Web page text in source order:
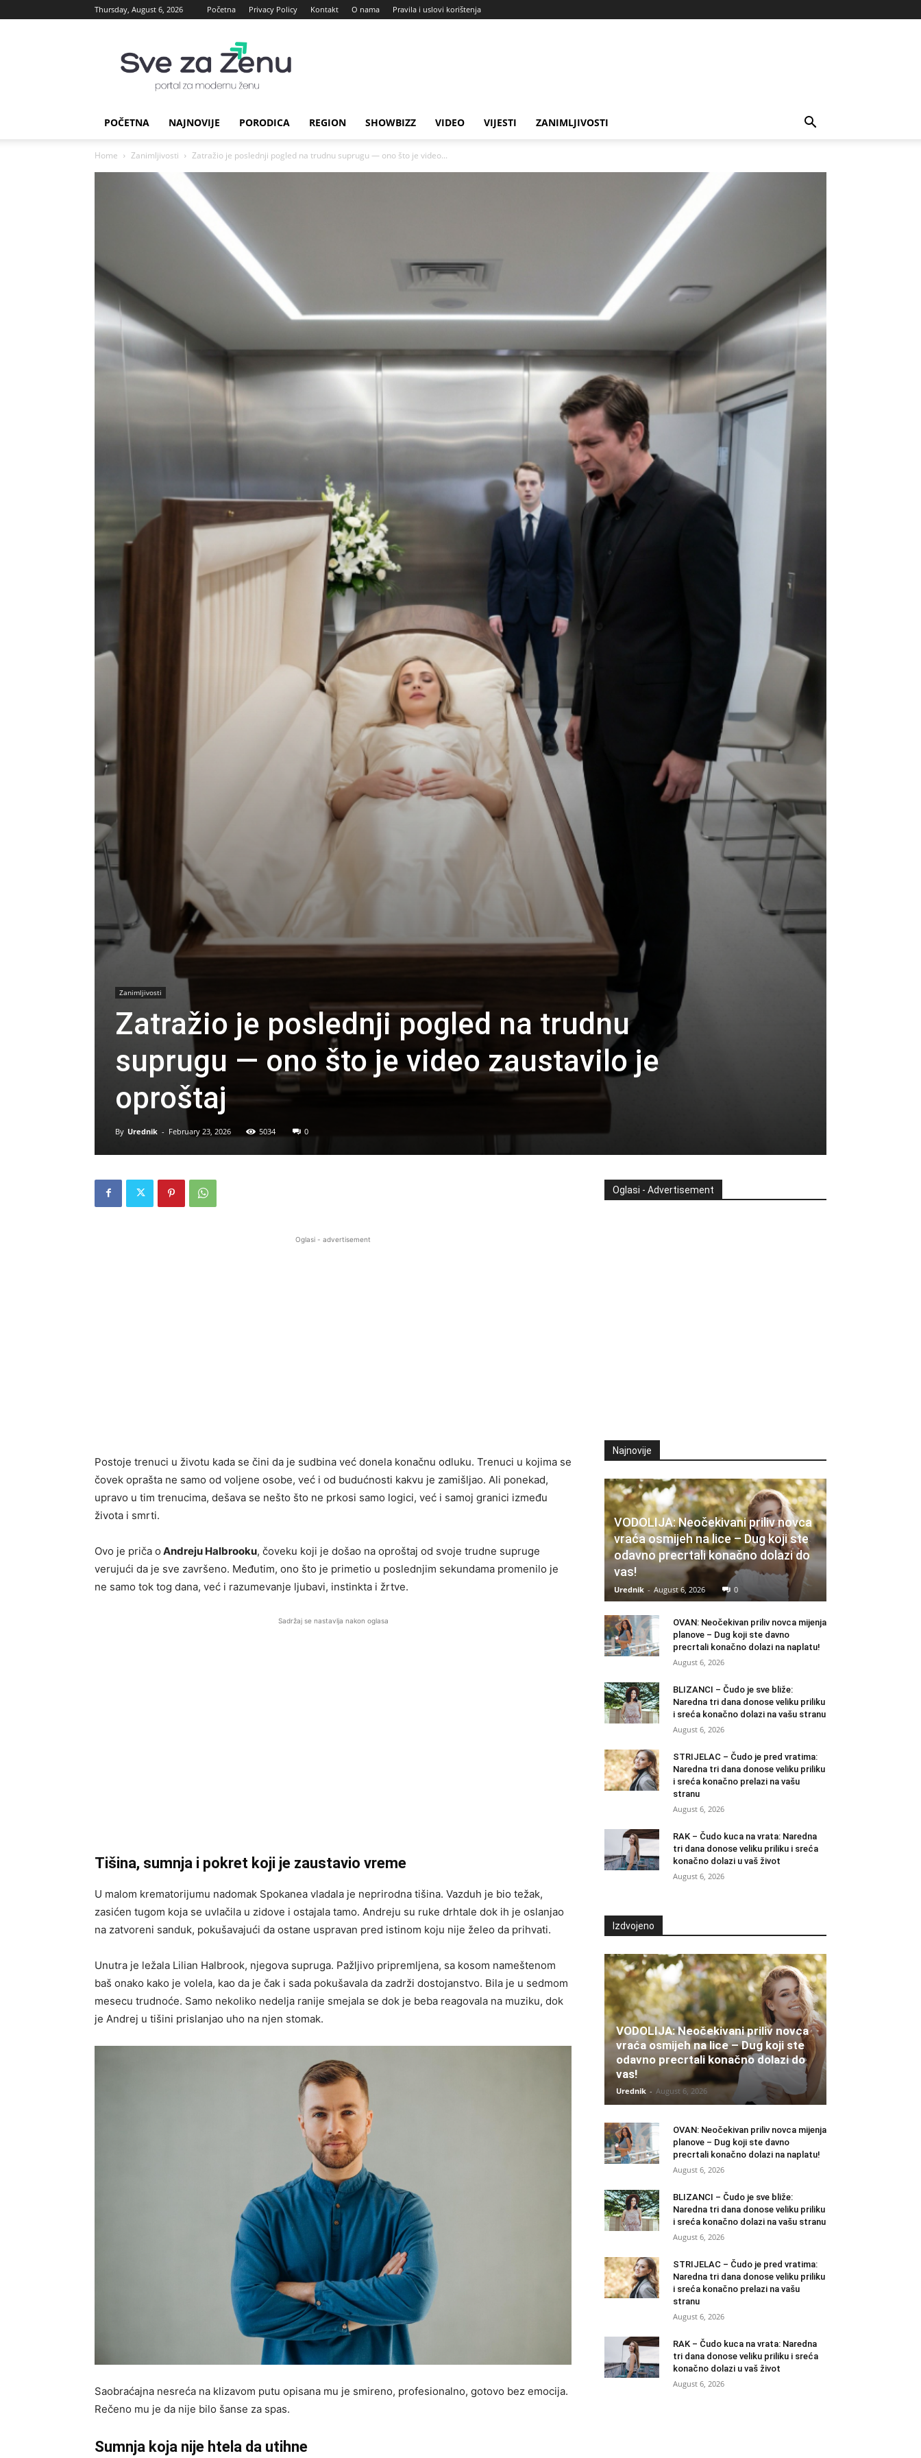
Thursday, August 6, 2026 Početna Privacy Policy Kontakt O nama Pravila i uslovi korištenja
za
Zenu
POČETNA NAJNOVIJE PORODICA REGION SHOWBIZZ VIDEO VIJESTI ZANIMLJIVOSTI
Home Zanimljivosti Zatražio je poslednji pogled na trudnu suprugu — ono što je video...
Zanimljivosti
Zatražio je poslednji pogled na trudnu
suprugu — ono što je video zaustavilo je
oproštaj
By Urednik - February 23, 2026 5034 0
Oglasi - advertisement
Postoje trenuci u životu kada se čini da je sudbina već donela konačnu odluku. Trenuci u kojima se
čovek oprašta ne samo od voljene osobe, već i od budućnosti kakvu je zamišljao. Ali ponekad,
upravo u tim trenucima, dešava se nešto što ne prkosi samo logici, već i samoj granici između
života i smrti.
Ovo je priča o Andreju Halbrooku, čoveku koji je došao na oproštaj od svoje trudne supruge
verujući da je sve završeno. Međutim, ono što je primetio u poslednjim sekundama promenilo je
ne samo tok tog dana, već i razumevanje ljubavi, instinkta i žrtve.
Sadržaj se nastavlja nakon oglasa
Tišina, sumnja i pokret koji je zaustavio vreme
U malom krematorijumu nadomak Spokanea vladala je neprirodna tišina. Vazduh je bio težak,
zasićen tugom koja se uvlačila u zidove i ostajala tamo. Andreju su ruke drhtale dok ih je oslanjao
na zatvoreni sanduk, pokušavajući da ostane uspravan pred istinom koju nije želeo da prihvati.
Unutra je ležala Lilian Halbrook, njegova supruga. Pažljivo pripremljena, sa kosom nameštenom
baš onako kako je volela, kao da je čak i sada pokušavala da zadrži dostojanstvo. Bila je u sedmom
mesecu trudnoće. Samo nekoliko nedelja ranije smejala se dok je beba reagovala na muziku, dok
je Andrej u tišini prislanjao uho na njen stomak.
Saobraćajna nesreća na klizavom putu opisana mu je smireno, profesionalno, gotovo bez emocija.
Rečeno mu je da nije bilo šanse za spas.
Sumnja koja nije htela da utihne
Oglasi - Advertisement
Najnovije
VODOLIJA: Neočekivani priliv novca
vraća osmijeh na lice – Dug koji ste
odavno precrtali konačno dolazi do
vas!
Urednik - August 6, 2026 0
OVAN: Neočekivan priliv novca mijenja
planove – Dug koji ste davno
precrtali konačno dolazi na naplatu!
August 6, 2026
BLIZANCI – Čudo je sve bliže:
Naredna tri dana donose veliku priliku
i sreća konačno dolazi na vašu stranu
August 6, 2026
STRIJELAC – Čudo je pred vratima:
Naredna tri dana donose veliku priliku
i sreća konačno prelazi na vašu
stranu
August 6, 2026
RAK – Čudo kuca na vrata: Naredna
tri dana donose veliku priliku i sreća
konačno dolazi u vaš život
August 6, 2026
Izdvojeno
VODOLIJA: Neočekivani priliv novca
vraća osmijeh na lice – Dug koji ste
odavno precrtali konačno dolazi do
vas!
Urednik - August 6, 2026
OVAN: Neočekivan priliv novca mijenja
planove – Dug koji ste davno
precrtali konačno dolazi na naplatu!
August 6, 2026
BLIZANCI – Čudo je sve bliže:
Naredna tri dana donose veliku priliku
i sreća konačno dolazi na vašu stranu
August 6, 2026
STRIJELAC – Čudo je pred vratima:
Naredna tri dana donose veliku priliku
i sreća konačno prelazi na vašu
stranu
August 6, 2026
RAK – Čudo kuca na vrata: Naredna
tri dana donose veliku priliku i sreća
konačno dolazi u vaš život
August 6, 2026